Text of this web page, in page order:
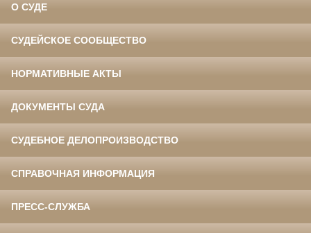
О СУДЕ
СУДЕЙСКОЕ СООБЩЕСТВО
НОРМАТИВНЫЕ АКТЫ
ДОКУМЕНТЫ СУДА
СУДЕБНОЕ ДЕЛОПРОИЗВОДСТВО
СПРАВОЧНАЯ ИНФОРМАЦИЯ
ПРЕСС-СЛУЖБА